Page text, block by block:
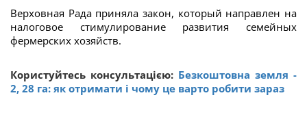
Верховная Рада приняла закон, который направлен на
налоговое стимулирование развития семейных
фермерских хозяйств.
Користуйтесь консультацією: Безкоштовна земля -
2, 28 га: як отримати і чому це варто робити зараз